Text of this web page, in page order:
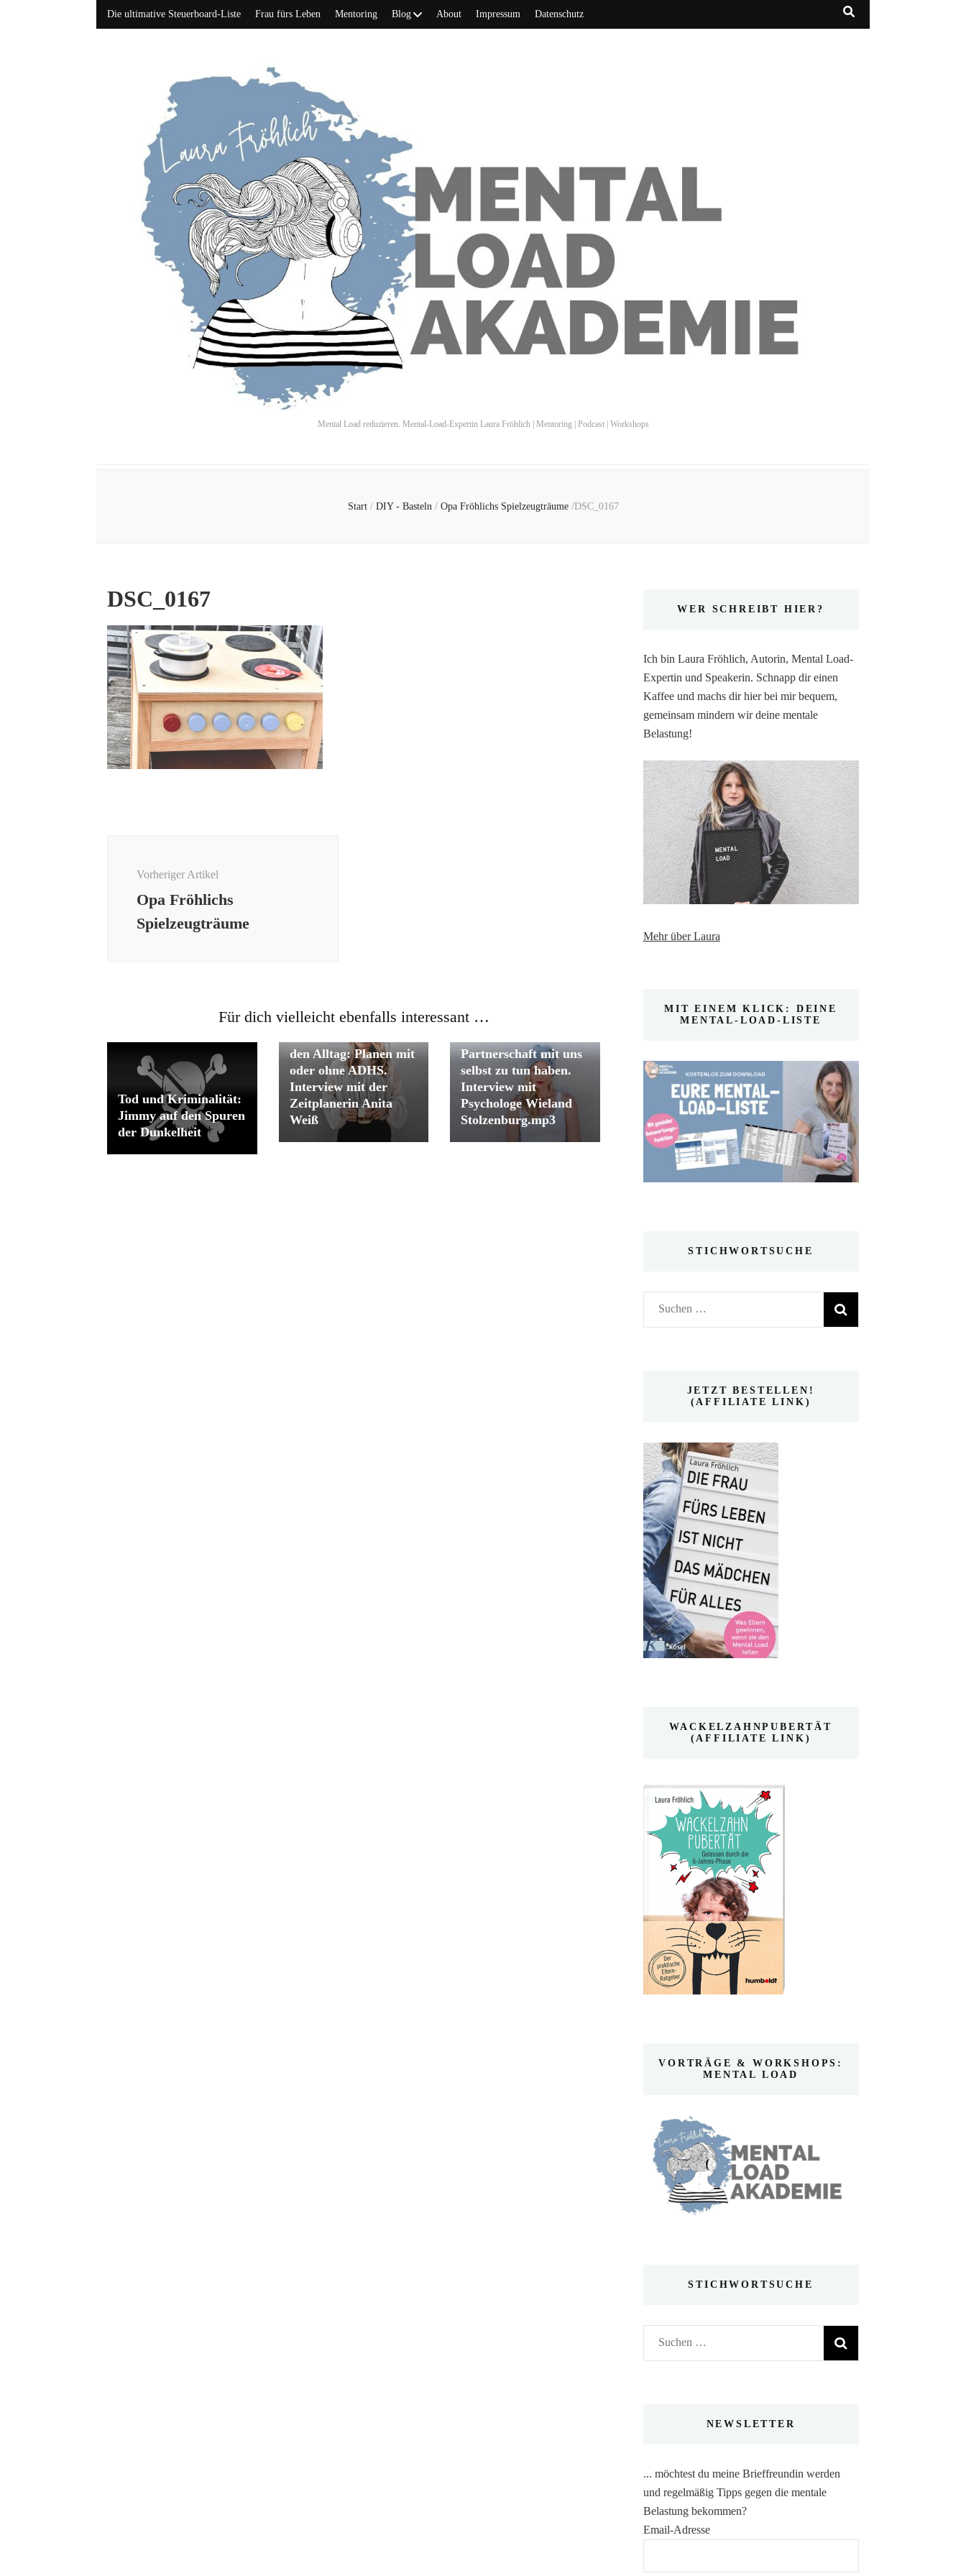
Die ultimative Steuerboard-Liste Frau fürs Leben Mentoring Blog About Impressum Datenschutz
Mental Load reduzieren. Mental-Load-Expertin Laura Fröhlich | Mentoring | Podcast | Workshops
Start / DIY - Basteln / Opa Fröhlichs Spielzeugträume /DSC_0167
DSC_0167
Vorheriger Artikel
Opa Fröhlichs
Spielzeugträume
Für dich vielleicht ebenfalls interessant …
Tod und Kriminalität:
Jimmy auf den Spuren
der Dunkelheit
den Alltag: Planen mit
oder ohne ADHS.
Interview mit der
Zeitplanerin Anita
Weiß
Partnerschaft mit uns
selbst zu tun haben.
Interview mit
Psychologe Wieland
Stolzenburg.mp3
WER SCHREIBT HIER?
Ich bin Laura Fröhlich, Autorin, Mental Load-
Expertin und Speakerin. Schnapp dir einen
Kaffee und machs dir hier bei mir bequem,
gemeinsam mindern wir deine mentale
Belastung!
Mehr über Laura
MIT EINEM KLICK: DEINE
MENTAL-LOAD-LISTE
STICHWORTSUCHE
Suchen
nach:
JETZT BESTELLEN!
(AFFILIATE LINK)
WACKELZAHNPUBERTÄT
(AFFILIATE LINK)
VORTRÄGE & WORKSHOPS:
MENTAL LOAD
STICHWORTSUCHE
Suchen
nach:
NEWSLETTER
... möchtest du meine Brieffreundin werden
und regelmäßig Tipps gegen die mentale
Belastung bekommen?
Email-Adresse